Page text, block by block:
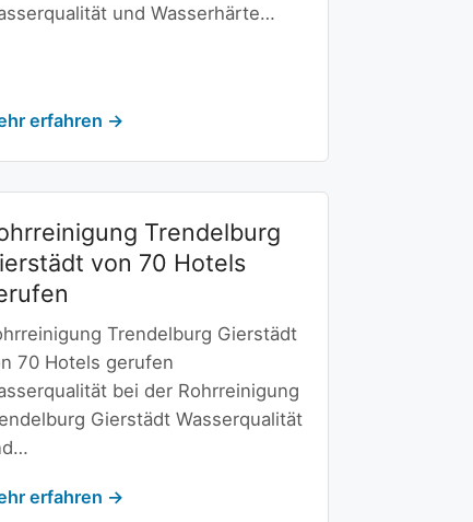
und Wasserhärte…
erfahren →
Trendelburg
von 70 Hotels
Trendelburg Gierstädt
70 Hotels gerufen
bei der Rohrreinigung
Gierstädt Wasserqualität
erfahren →